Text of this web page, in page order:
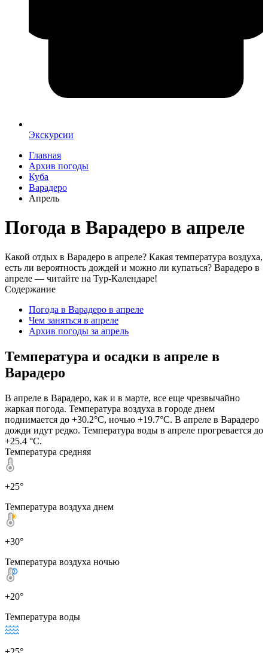
Экскурсии
Главная
Архив погоды
Куба
Варадеро
Апрель
Погода в Варадеро в апреле
Какой отдых в Варадеро в апреле? Какая температура воздуха,
есть ли вероятность дождей и можно ли купаться? Варадеро в
апреле — читайте на Тур-Календаре!
Содержание
Погода в Варадеро в апреле
Чем заняться в апреле
Архив погоды за апрель
Температура и осадки в апреле в
Варадеро
В апреле в Варадеро, как и в марте, все еще чрезвычайно
жаркая погода. Температура воздуха в городе днем
поднимается до +30.2°C, ночью +19.7°C. В апреле в Варадеро
дожди идут редко. Температура воды в апреле прогревается до
+25.4 °C.
Температура средняя
+25°
Температура воздуха днем
+30°
Температура воздуха ночью
+20°
Температура воды